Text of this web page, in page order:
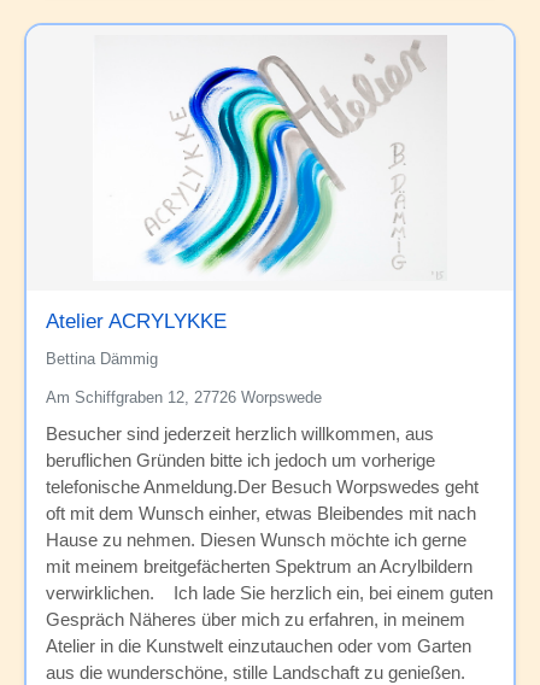
Atelier ACRYLYKKE
Bettina Dämmig
Am Schiffgraben 12, 27726 Worpswede
Besucher sind jederzeit herzlich willkommen, aus
beruflichen Gründen bitte ich jedoch um vorherige
telefonische Anmeldung.Der Besuch Worpswedes geht
oft mit dem Wunsch einher, etwas Bleibendes mit nach
Hause zu nehmen. Diesen Wunsch möchte ich gerne
mit meinem breitgefächerten Spektrum an Acrylbildern
verwirklichen. Ich lade Sie herzlich ein, bei einem guten
Gespräch Näheres über mich zu erfahren, in meinem
Atelier in die Kunstwelt einzutauchen oder vom Garten
aus die wunderschöne, stille Landschaft zu genießen.